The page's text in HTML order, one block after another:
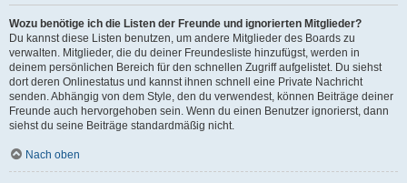
Wozu benötige ich die Listen der Freunde und ignorierten Mitglieder?
Du kannst diese Listen benutzen, um andere Mitglieder des Boards zu
verwalten. Mitglieder, die du deiner Freundesliste hinzufügst, werden in
deinem persönlichen Bereich für den schnellen Zugriff aufgelistet. Du siehst
dort deren Onlinestatus und kannst ihnen schnell eine Private Nachricht
senden. Abhängig von dem Style, den du verwendest, können Beiträge deiner
Freunde auch hervorgehoben sein. Wenn du einen Benutzer ignorierst, dann
siehst du seine Beiträge standardmäßig nicht.
Nach oben